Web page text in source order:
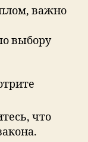
важно
выбору
что